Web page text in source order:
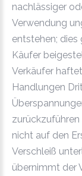
nachlässiger
Verwendung
entstehen;
Käufer
Verkäufer
Handlungen
nicht auf den
Verschleiß
übernimmt der